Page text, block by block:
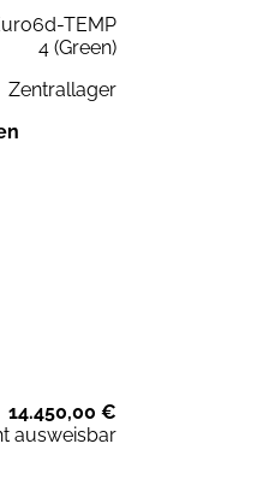
TEMP
4 (Green)
Zentrallager
14.450,00 €
ausweisbar